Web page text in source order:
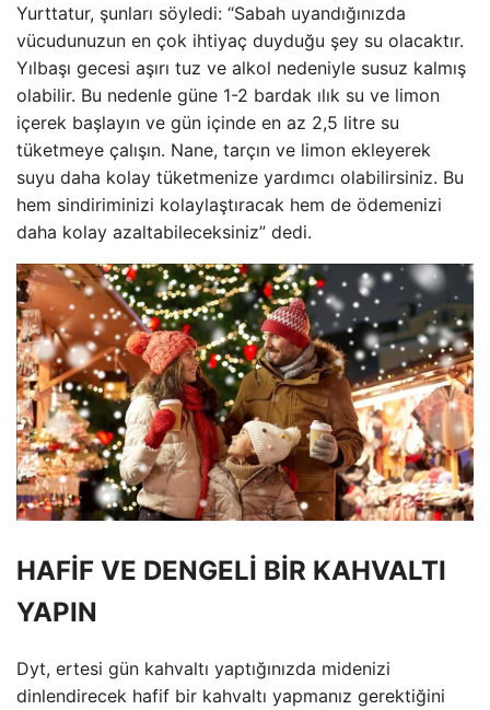
Yurttatur, şunları söyledi: “Sabah uyandığınızda
vücudunuzun en çok ihtiyaç duyduğu şey su olacaktır.
Yılbaşı gecesi aşırı tuz ve alkol nedeniyle susuz kalmış
olabilir. Bu nedenle güne 1-2 bardak ılık su ve limon
içerek başlayın ve gün içinde en az 2,5 litre su
tüketmeye çalışın. Nane, tarçın ve limon ekleyerek
suyu daha kolay tüketmenize yardımcı olabilirsiniz. Bu
hem sindiriminizi kolaylaştıracak hem de ödemenizi
daha kolay azaltabileceksiniz” dedi.
HAFİF VE DENGELİ BİR KAHVALTI
YAPIN
Dyt, ertesi gün kahvaltı yaptığınızda midenizi
dinlendirecek hafif bir kahvaltı yapmanız gerektiğini